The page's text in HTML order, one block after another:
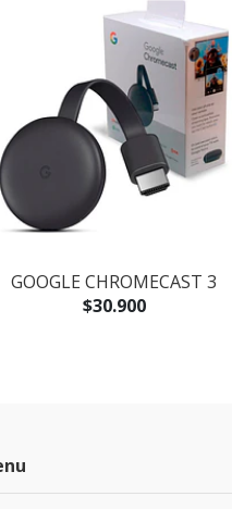
GOOGLE CHROMECAST 3
$30.900